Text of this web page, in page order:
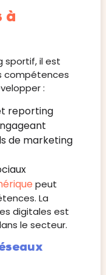
à
sportif, il est
compétences
:
reporting
de marketing
peut
La
digitales est
le secteur.